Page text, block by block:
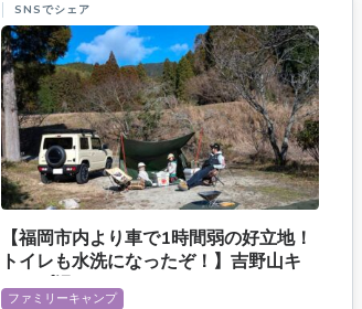
SNSでシェア
【福岡市内より車で1時間弱の好立地！
トイレも水洗になったぞ！】吉野山キ
ャンプ場
ファミリーキャンプ